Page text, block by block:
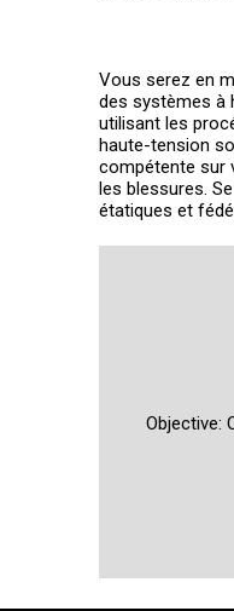
Vous serez en
des systèmes à
utilisant les
haute-tension
compétente sur
les blessures.
étatiques et
Objective: